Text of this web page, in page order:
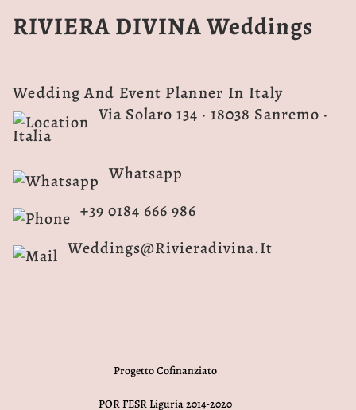
RIVIERA DIVINA Weddings
Wedding And Event Planner In Italy
Via Solaro 134 · 18038 Sanremo ·
Italia
Whatsapp
+39 0184 666 986
Weddings@rivieradivina.it
Progetto Cofinanziato
POR FESR Liguria 2014-2020